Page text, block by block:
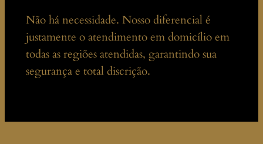
Não há necessidade. Nosso diferencial é
justamente o atendimento em domicílio em
todas as regiões atendidas, garantindo sua
segurança e total discrição.